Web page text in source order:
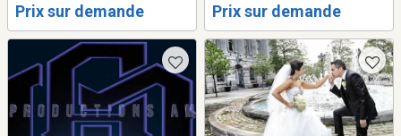
Prix sur demande Prix sur demande